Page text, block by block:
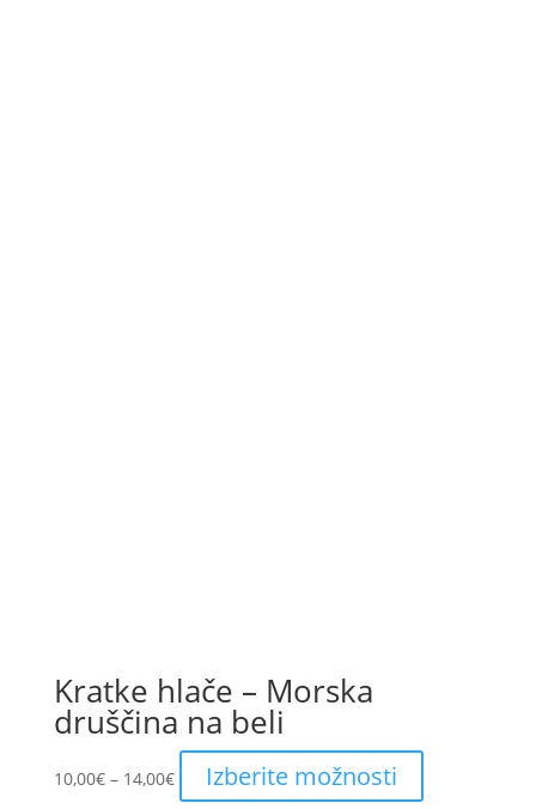
Kratke hlače – Morska
druščina na beli
10,00€ – 14,00€Price
range:
Izberite možnosti
product